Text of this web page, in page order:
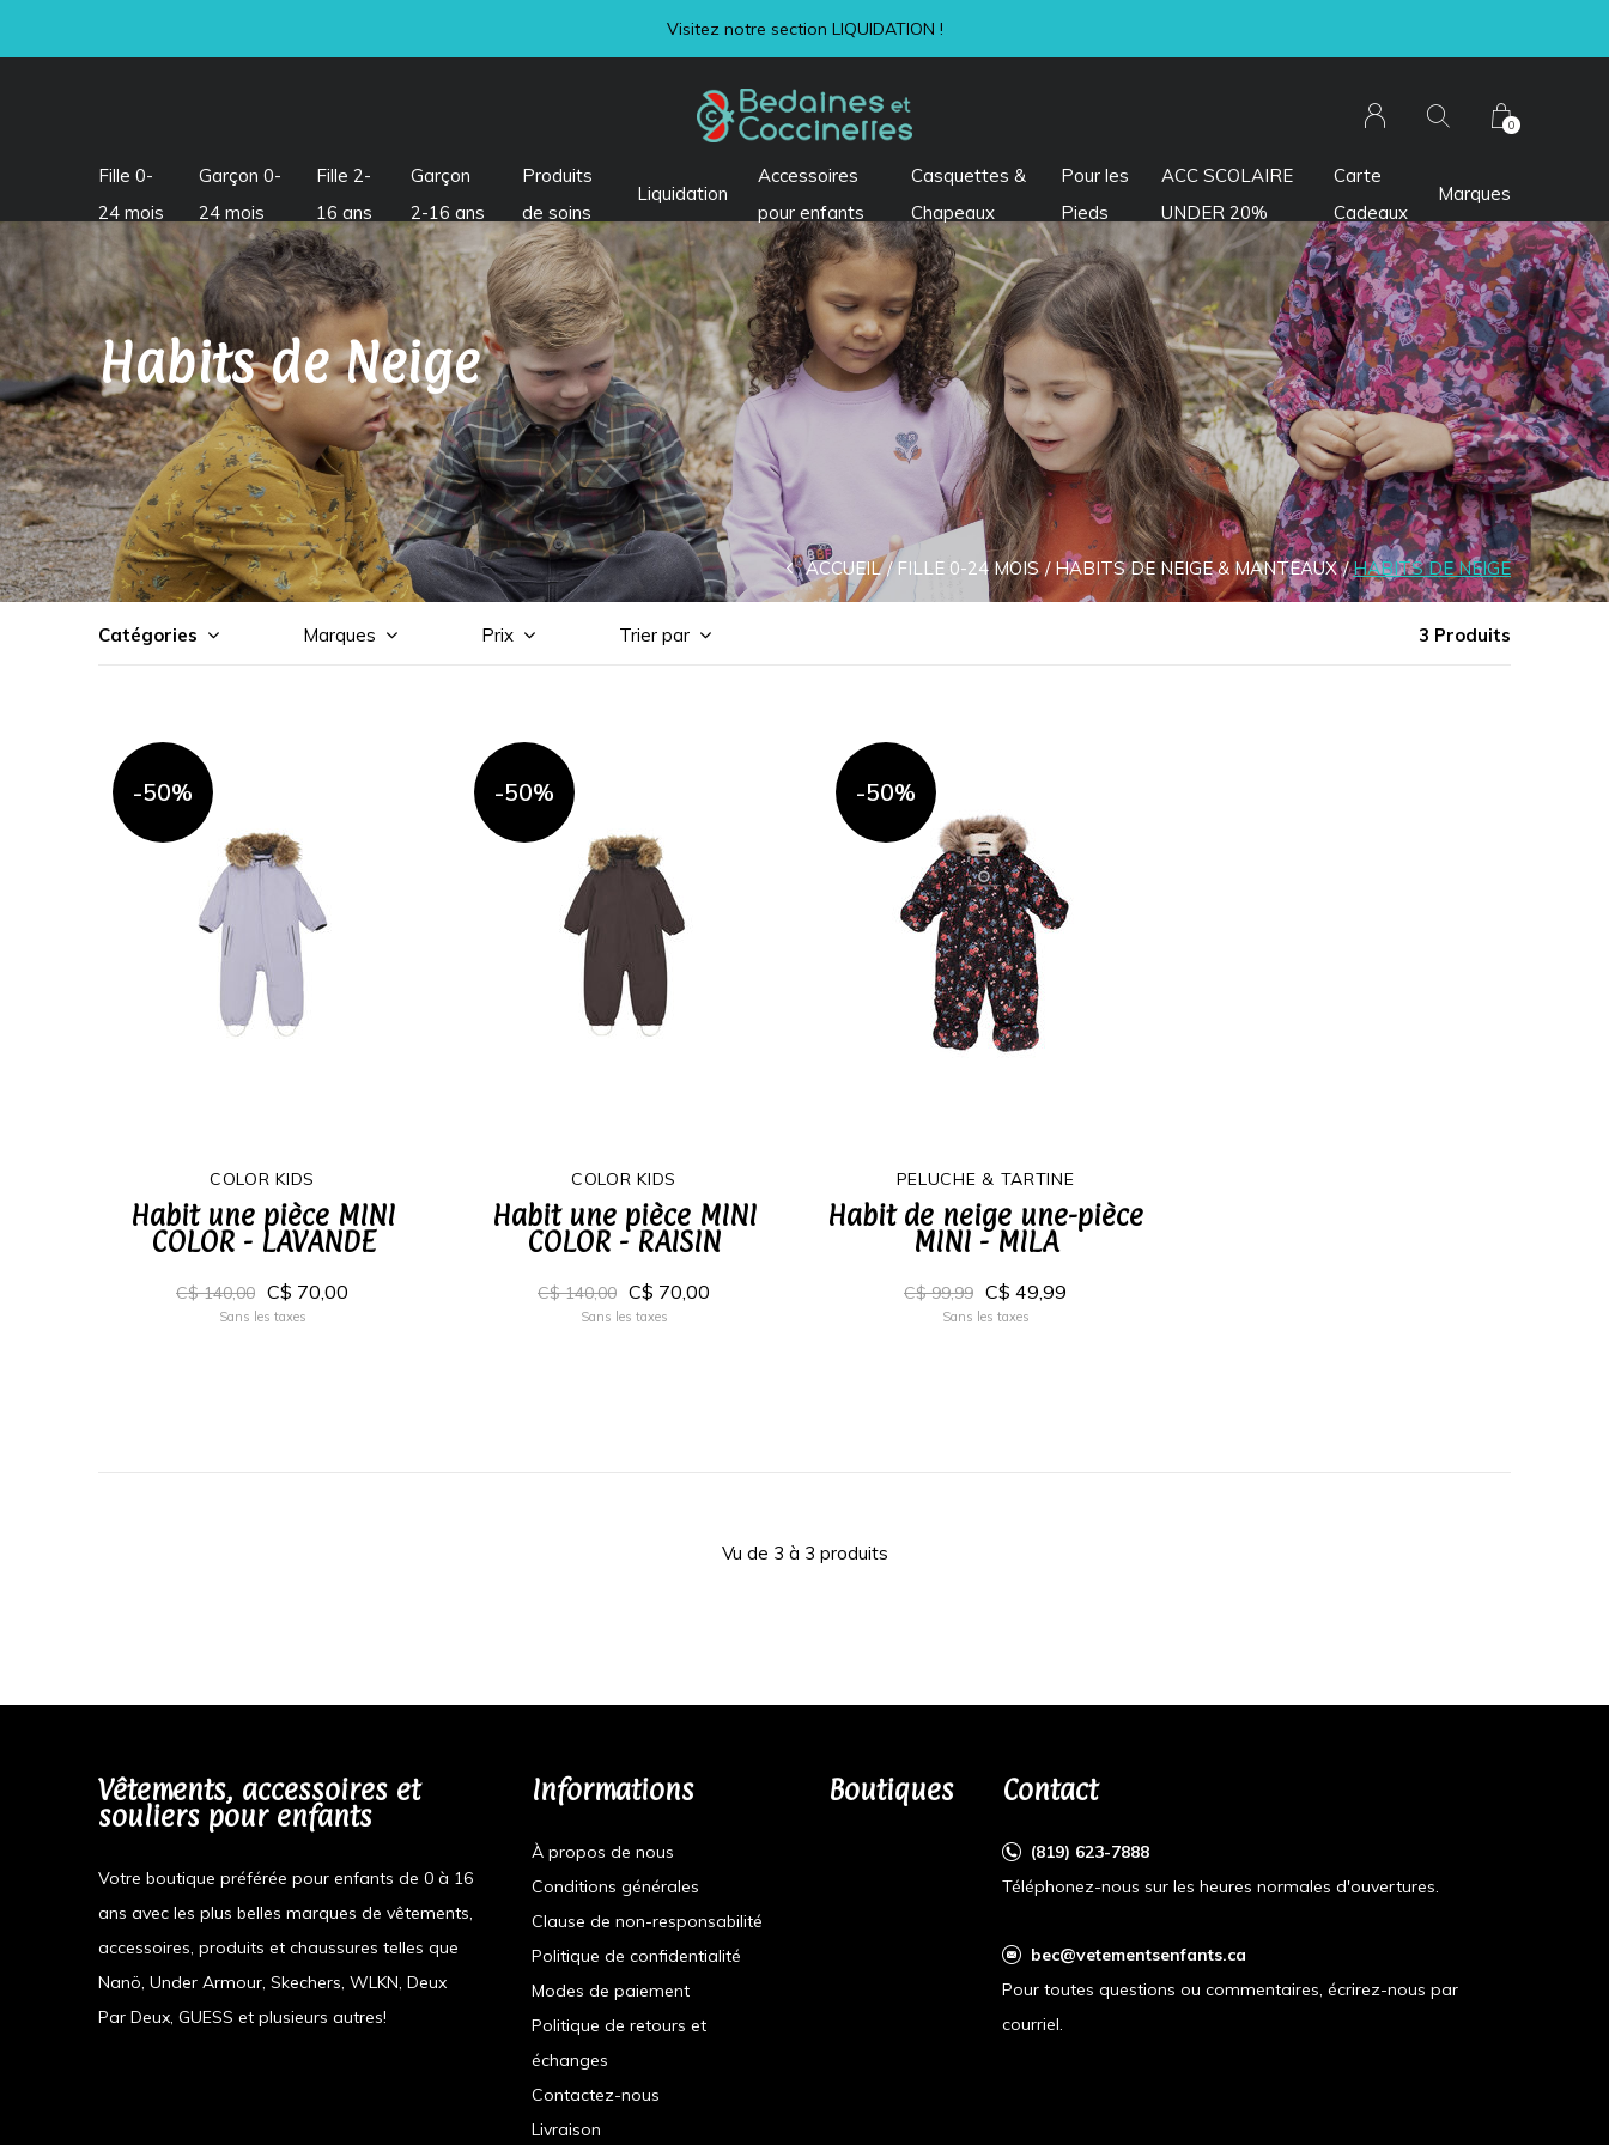
Fille 0-
24 mois
Garçon 0-
24 mois
Fille 2-
16 ans
Garçon
2-16 ans
Produits
de soins
Liquidation
Accessoires
pour enfants
Casquettes &
Chapeaux
Pour les
Pieds
ACC SCOLAIRE
UNDER 20%
Carte
Cadeaux
Marques
0
Visitez notre section LIQUIDATION !
Habits de Neige
ACCUEIL FILLE 0-24 MOIS HABITS DE NEIGE & MANTEAUX HABITS DE NEIGE
Catégories Marques Prix Trier par 3 Produits
-50%
COLOR KIDS
Habit une pièce MINI
COLOR - LAVANDE
C$ 140,00 C$ 70,00
Sans les taxes
-50%
COLOR KIDS
Habit une pièce MINI
COLOR - RAISIN
C$ 140,00 C$ 70,00
Sans les taxes
-50%
PELUCHE & TARTINE
Habit de neige une-pièce
MINI - MILA
C$ 99,99 C$ 49,99
Sans les taxes
Vu de 3 à 3 produits
Vêtements, accessoires et
souliers pour enfants
Votre boutique préférée pour enfants de 0 à 16
ans avec les plus belles marques de vêtements,
accessoires, produits et chaussures telles que
Nanö, Under Armour, Skechers, WLKN, Deux
Par Deux, GUESS et plusieurs autres!
Informations
À propos de nous
Conditions générales
Clause de non-responsabilité
Politique de confidentialité
Modes de paiement
Politique de retours et
échanges
Contactez-nous
Livraison
Boutiques Contact
(819) 623-7888
Téléphonez-nous sur les heures normales d'ouvertures.
bec@vetementsenfants.ca
Pour toutes questions ou commentaires, écrirez-nous par
courriel.